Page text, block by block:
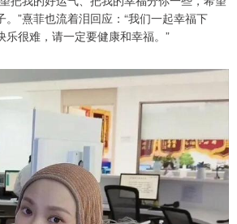
”熹菲也流着泪回应：“我们一起幸福下
很难，请一定要健康和幸福。”